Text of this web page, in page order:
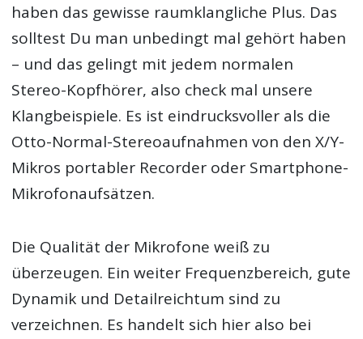
haben das gewisse raumklangliche Plus. Das
solltest Du man unbedingt mal gehört haben
– und das gelingt mit jedem normalen
Stereo-Kopfhörer, also check mal unsere
Klangbeispiele. Es ist eindrucksvoller als die
Otto-Normal-Stereoaufnahmen von den X/Y-
Mikros portabler Recorder oder Smartphone-
Mikrofonaufsätzen.
Die Qualität der Mikrofone weiß zu
überzeugen. Ein weiter Frequenzbereich, gute
Dynamik und Detailreichtum sind zu
verzeichnen. Es handelt sich hier also bei